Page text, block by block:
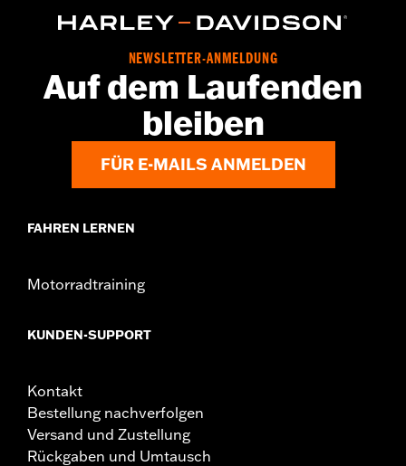
NEWSLETTER-ANMELDUNG
Auf dem Laufenden
bleiben
FÜR E-MAILS ANMELDEN
FAHREN LERNEN
Motorradtraining
KUNDEN-SUPPORT
Kontakt
Bestellung nachverfolgen
Versand und Zustellung
Rückgaben und Umtausch